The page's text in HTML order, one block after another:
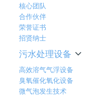
核心团队
合作伙伴
荣誉证书
招贤纳士
污水处理设备
高效溶气气浮设备
臭氧催化氧化设备
微气泡发生技术